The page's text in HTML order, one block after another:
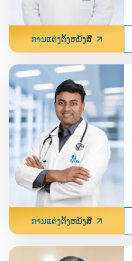
ການແຕ່ງຕັ້ງຫນັງສື
ການແຕ່ງຕັ້ງຫນັງສື